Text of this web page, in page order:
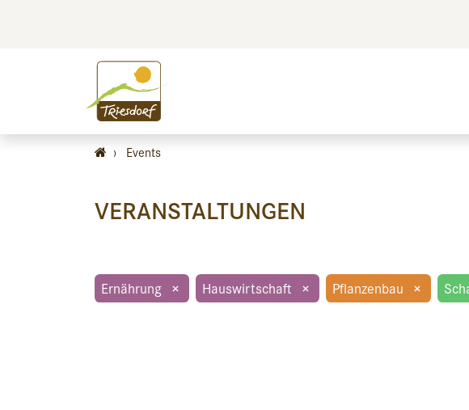
› Events
VERANSTALTUNGEN
Ernährung × Hauswirtschaft × Pflanzenbau ×